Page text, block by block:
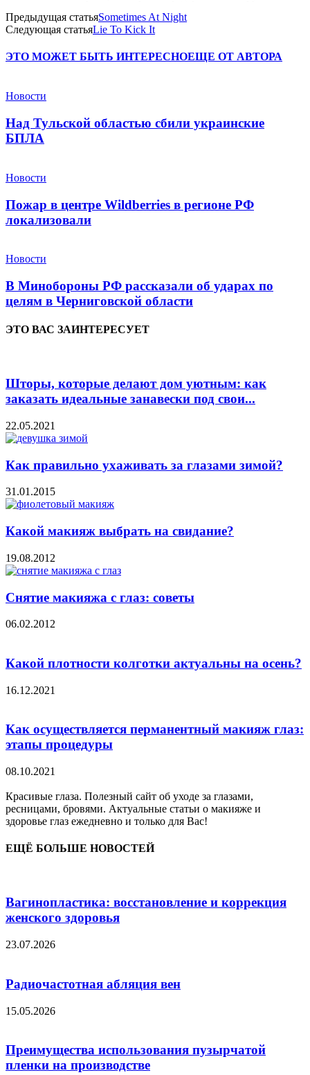
Предыдущая статьяSometimes At Night
Следующая статьяLie To Kick It
ЭТО МОЖЕТ БЫТЬ ИНТЕРЕСНОЕЩЕ ОТ АВТОРА
Новости
Над Тульской областью сбили украинские
БПЛА
Новости
Пожар в центре Wildberries в регионе РФ
локализовали
Новости
В Минобороны РФ рассказали об ударах по
целям в Черниговской области
ЭТО ВАС ЗАИНТЕРЕСУЕТ
Шторы, которые делают дом уютным: как
заказать идеальные занавески под свои...
22.05.2021
Как правильно ухаживать за глазами зимой?
31.01.2015
Какой макияж выбрать на свидание?
19.08.2012
Снятие макияжа с глаз: советы
06.02.2012
Какой плотности колготки актуальны на осень?
16.12.2021
Как осуществляется перманентный макияж глаз:
этапы процедуры
08.10.2021
Красивые глаза. Полезный сайт об уходе за глазами,
ресницами, бровями. Актуальные статьи о макияже и
здоровье глаз ежедневно и только для Вас!
ЕЩЁ БОЛЬШЕ НОВОСТЕЙ
Вагинопластика: восстановление и коррекция
женского здоровья
23.07.2026
Радиочастотная абляция вен
15.05.2026
Преимущества использования пузырчатой
пленки на производстве